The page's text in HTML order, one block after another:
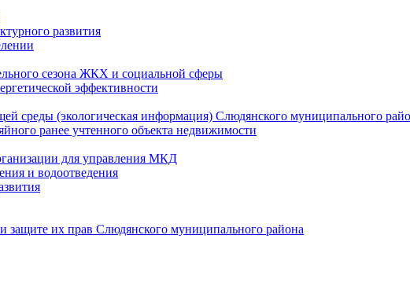
развития
сезона ЖКХ и социальной сферы
эффективности
среды (экологическая информация) Слюдянского муниципального
ранее учтенного объекта недвижимости
для управления МКД
и водоотведения
защите их прав Слюдянского муниципального района